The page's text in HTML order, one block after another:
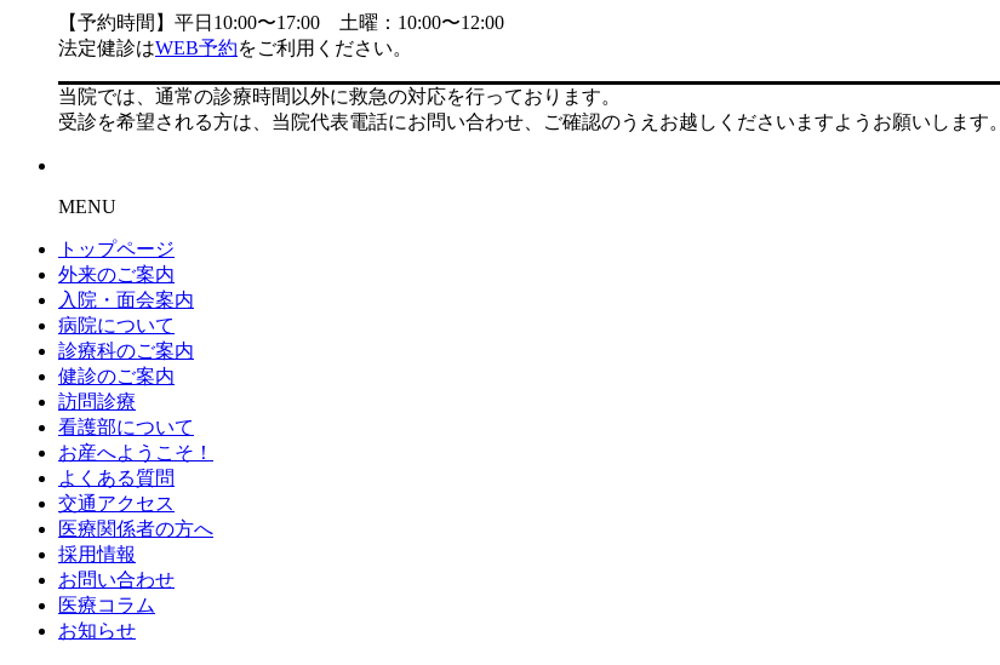
【予約時間】平日10:00〜17:00 土曜：10:00〜12:00
法定健診はWEB予約をご利用ください。
当院では、通常の診療時間以外に救急の対応を行っております。
受診を希望される方は、当院代表電話にお問い合わせ、ご確認のうえお越しくださいますようお願いします。
MENU
トップページ
外来のご案内
入院・面会案内
病院について
診療科のご案内
健診のご案内
訪問診療
看護部について
お産へようこそ！
よくある質問
交通アクセス
医療関係者の方へ
採用情報
お問い合わせ
医療コラム
お知らせ